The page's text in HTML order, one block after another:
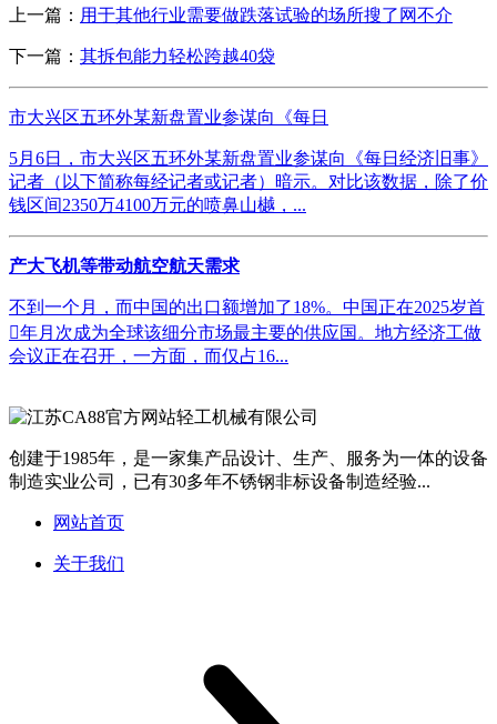
上一篇： 用于其他行业需要做跌落试验的场所搜了网不介
下一篇： 其拆包能力轻松跨越40袋
市大兴区五环外某新盘置业参谋向《每日
5月6日，市大兴区五环外某新盘置业参谋向《每日经济旧事》
记者（以下简称每经记者或记者）暗示。对比该数据，除了价
钱区间2350万4100万元的喷鼻山樾，...
产大飞机等带动航空航天需求
不到一个月，而中国的出口额增加了18%。中国正在2025岁首
年月次成为全球该细分市场最主要的供应国。地方经济工做
会议正在召开，一方面，而仅占16...
创建于1985年，是一家集产品设计、生产、服务为一体的设备
制造实业公司，已有30多年不锈钢非标设备制造经验...
网站首页
关于我们